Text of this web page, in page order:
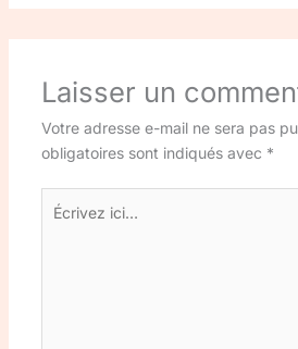
Laisser un
Votre adresse e-mail ne sera pas
obligatoires sont indiqués avec *
Écrivez
ici…